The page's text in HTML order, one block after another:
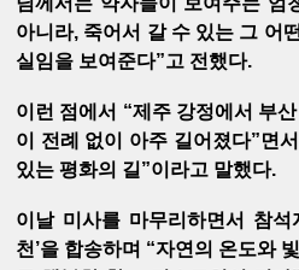
아니라, 죽어서 갈 수 있는 그 어
실임을 보여준다”고 전했다.
이런 점에서 “제주 강정에서 부
이 전례 없이 아주 길어졌다”면
있는 평화의 길”이라고 말했다.
이날 미사를 마무리하면서 참
천’을 합송하며 “자연의 온도와